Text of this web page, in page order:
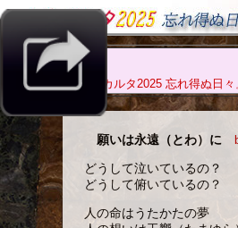
『人生カルタ2025 忘れ得ぬ日々
願いは永遠（とわ）に
どうして泣いているの？
どうして俯いているの？
人の命はうたかたの夢